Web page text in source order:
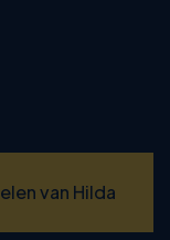
van Hilda